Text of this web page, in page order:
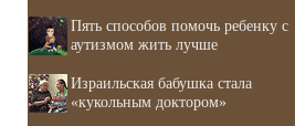
Пять способов помочь ребенку с
аутизмом жить лучше
Израильская бабушка стала
«кукольным доктором»